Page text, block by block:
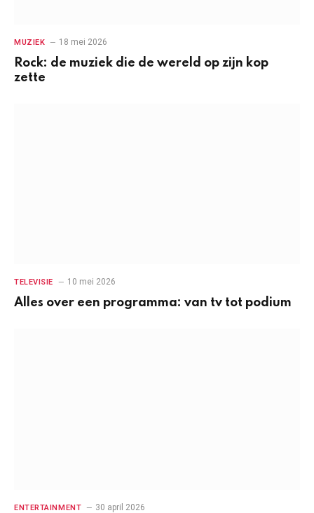
MUZIEK 18 mei 2026
Rock: de muziek die de wereld op zijn kop
zette
TELEVISIE 10 mei 2026
Alles over een programma: van tv tot podium
ENTERTAINMENT 30 april 2026